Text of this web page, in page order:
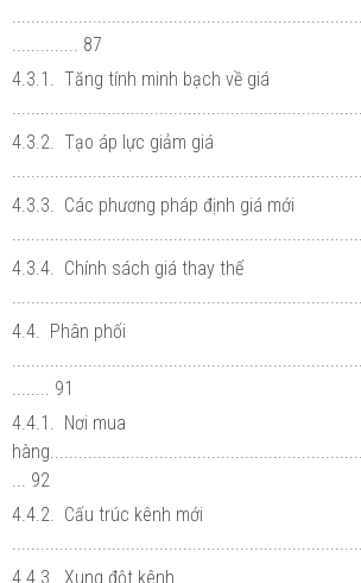
.............. 87
4.3.1. Tăng tính minh bạch về giá
4.3.2. Tạo áp lực giảm giá
4.3.3. Các phương pháp định giá mới
4.3.4. Chính sách giá thay thế
4.4. Phân phối
........ 91
4.4.1. Nơi mua
... 92
4.4.2. Cấu trúc kênh mới
4.4.3. Xung đột kênh